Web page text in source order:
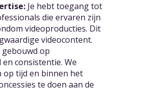
Je hebt toegang tot
die ervaren zijn
videoproducties. Dit
videocontent.
op
consistentie. We
op tijd en binnen het
te doen aan de